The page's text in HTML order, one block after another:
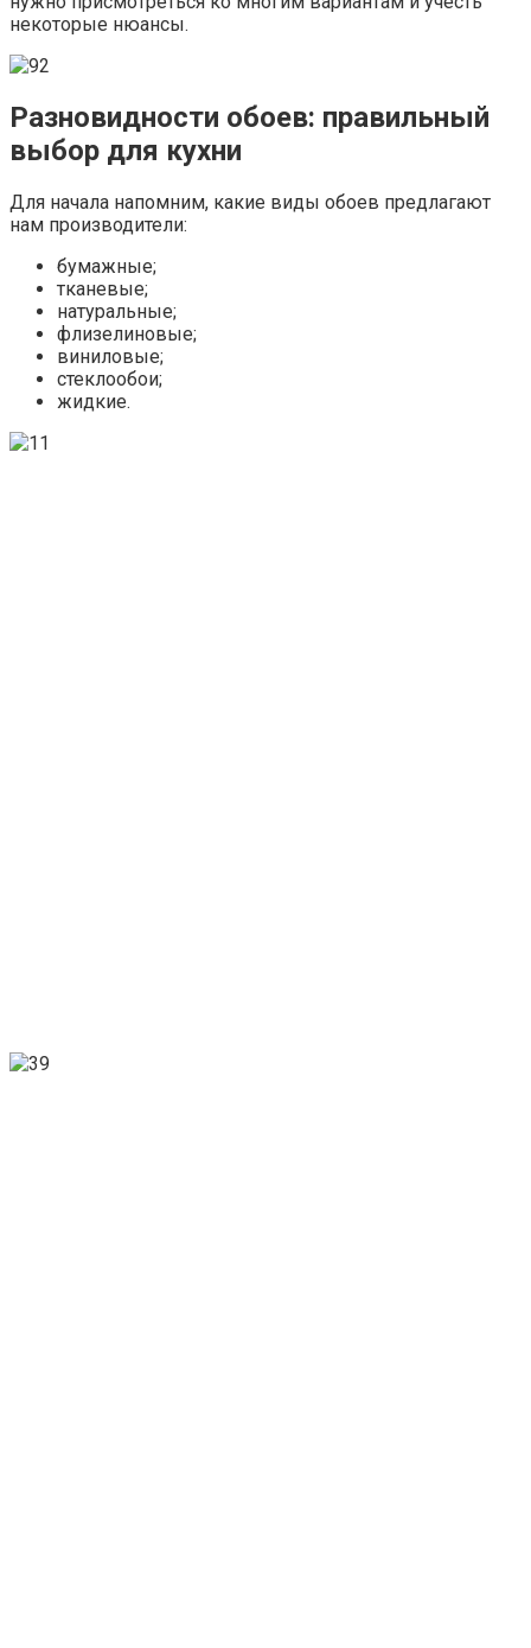
некоторые нюансы.
Разновидности обоев: правильный
выбор для кухни
Для начала напомним, какие виды обоев предлагают
нам производители:
бумажные;
тканевые;
натуральные;
флизелиновые;
виниловые;
стеклообои;
жидкие.